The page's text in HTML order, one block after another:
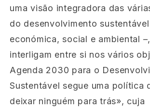
uma visão integradora das
do desenvolvimento sustentável
económica, social e ambiental
interligam entre si nos vários
Agenda 2030 para o
Sustentável segue uma política
deixar ninguém para trás», cuja